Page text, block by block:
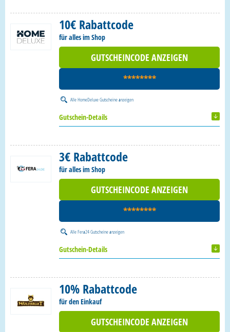
10€ Rabattcode
für alles im Shop
GUTSCHEINCODE ANZEIGEN
********
AlleHomeDeluxe Gutscheineanzeigen
Gutschein-Details
3€ Rabattcode
für alles im Shop
GUTSCHEINCODE ANZEIGEN
********
AlleFera24 Gutscheineanzeigen
Gutschein-Details
10% Rabattcode
für den Einkauf
GUTSCHEINCODE ANZEIGEN